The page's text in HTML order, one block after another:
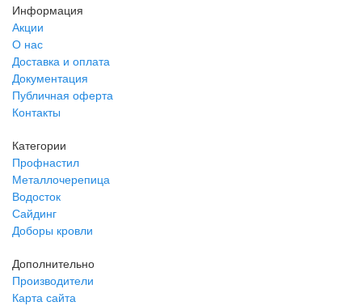
Информация
Акции
О нас
Доставка и оплата
Документация
Публичная оферта
Контакты
Категории
Профнастил
Металлочерепица
Водосток
Сайдинг
Доборы кровли
Дополнительно
Производители
Карта сайта